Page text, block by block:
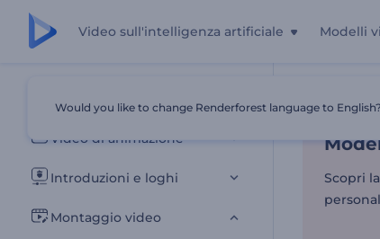
Video sull'intelligenza artificiale Modelli
Tutti i modelli
Video di animazione
Introduzioni e loghi
Montaggio video
Casa
Scopri
Would you like to change Renderforest language to English?